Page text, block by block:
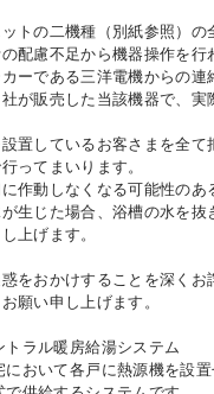
業務
トの二機種（別紙参照）
配慮不足から機器操作を
ーである三洋電機からの
が販売した当該機器で、
置しているお客さまを全
ってまいります。
作動しなくなる可能性の
生じた場合、浴槽の水を
上げます。
をおかけすることを深く
願い申し上げます。
トラル暖房給湯システム
において各戸に熱源機を設